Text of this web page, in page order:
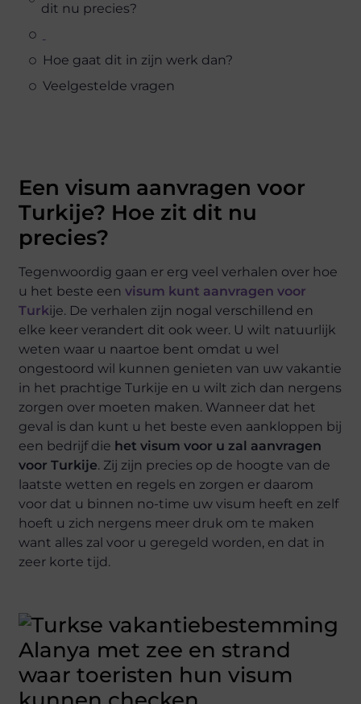
dit nu precies?
Hoe gaat dit in zijn werk dan?
Veelgestelde vragen
Een visum aanvragen voor
Turkije? Hoe zit dit nu
precies?
Tegenwoordig gaan er erg veel verhalen over hoe
u het beste eenvisum kunt aanvragen voor
Turkije. De verhalen zijn nogal verschillend en
elke keer verandert dit ook weer. U wilt natuurlijk
weten waar u naartoe bent omdat u wel
ongestoord wil kunnen genieten van uw vakantie
in het prachtige Turkije en u wilt zich dan nergens
zorgen over moeten maken. Wanneer dat het
geval is dan kunt u het beste even aankloppen bij
een bedrijf die het visum voor u zal aanvragen
voor Turkije. Zij zijn precies op de hoogte van de
laatste wetten en regels en zorgen er daarom
voor dat u binnen no-time uw visum heeft en zelf
hoeft u zich nergens meer druk om te maken
want alles zal voor u geregeld worden, en dat in
zeer korte tijd.